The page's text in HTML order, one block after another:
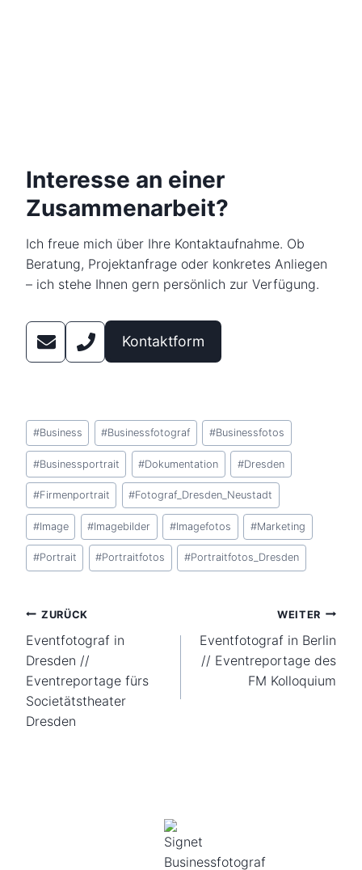
Interesse an einer
Zusammenarbeit?
Ich freue mich über Ihre Kontaktaufnahme. Ob
Beratung, Projektanfrage oder konkretes Anliegen
– ich stehe Ihnen gern persönlich zur Verfügung.
Kontaktform
Schlagworte:
#Business #Businessfotograf #Businessfotos
#Businessportrait #Dokumentation #Dresden
#Firmenportrait #Fotograf_Dresden_Neustadt
#Image #Imagebilder #Imagefotos #Marketing
#Portrait #Portraitfotos #Portraitfotos_Dresden
Beitragsnavigation
ZURÜCK
Eventfotograf in
Dresden //
Eventreportage fürs
Societätstheater
Dresden
WEITER
Eventfotograf in Berlin
// Eventreportage des
FM Kolloquium